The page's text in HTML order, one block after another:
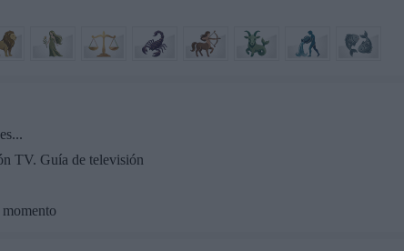
TV. Guía de televisión